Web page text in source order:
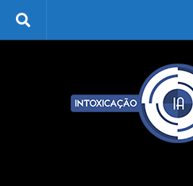
Skip to content